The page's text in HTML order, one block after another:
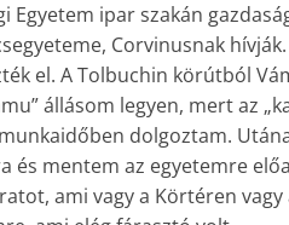
Egyetem ipar szakán
Corvinusnak
el. A Tolbuchin körútból
állásom legyen, mert az
dolgoztam.
és mentem az egyetemre
ami vagy a Körtéren